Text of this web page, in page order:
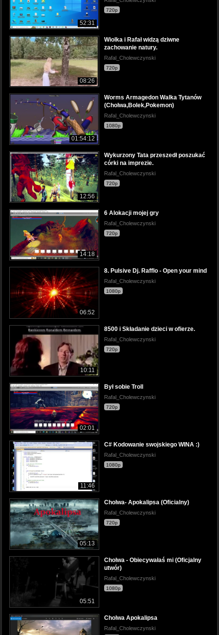
52:31
720p
08:26
Wiolka i Rafał widzą dziwne
zachowanie natury.
Rafal_Cholewczynski
720p
01:54:12
Worms Armagedon Walka Tytanów
(Cholwa,Bolek,Pokemon)
Rafal_Cholewczynski
1080p
12:56
Wykurzony Tata przeszedł poszukać
córki na imprezie.
Rafal_Cholewczynski
720p
14:18
6 Alokacji mojej gry
Rafal_Cholewczynski
720p
06:52
8. Pulsive Dj. Rafflo - Open your mind
Rafal_Cholewczynski
1080p
10:11
8500 i Składanie dzieci w ofierze.
Rafal_Cholewczynski
720p
02:01
Był sobie Troll
Rafal_Cholewczynski
720p
11:46
C# Kodowanie swojskiego WINA :)
Rafal_Cholewczynski
1080p
05:13
Cholwa- Apokalipsa (Oficialny)
Rafal_Cholewczynski
720p
05:51
Cholwa - Obiecywałaś mi (Oficjalny
utwór)
Rafal_Cholewczynski
1080p
Cholwa Apokalipsa
Rafal_Cholewczynski